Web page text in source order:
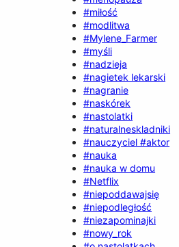
#miłość
#modlitwa
#Mylene_Farmer
#myśli
#nadzieja
#nagietek lekarski
#nagranie
#naskórek
#nastolatki
#naturalneskladniki
#nauczyciel #aktor
#nauka
#nauka w domu
#Netflix
#niepoddawajsię
#niepodległość
#niezapominajki
#nowy_rok